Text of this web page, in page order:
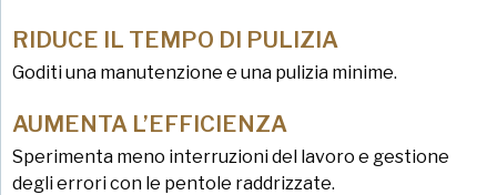
RIDUCE IL TEMPO DI PULIZIA
Goditi una manutenzione e una pulizia minime.
AUMENTA L’EFFICIENZA
Sperimenta meno interruzioni del lavoro e gestione
degli errori con le pentole raddrizzate.